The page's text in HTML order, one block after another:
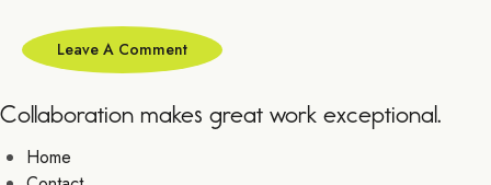
Collaboration makes great work exceptional.
Home